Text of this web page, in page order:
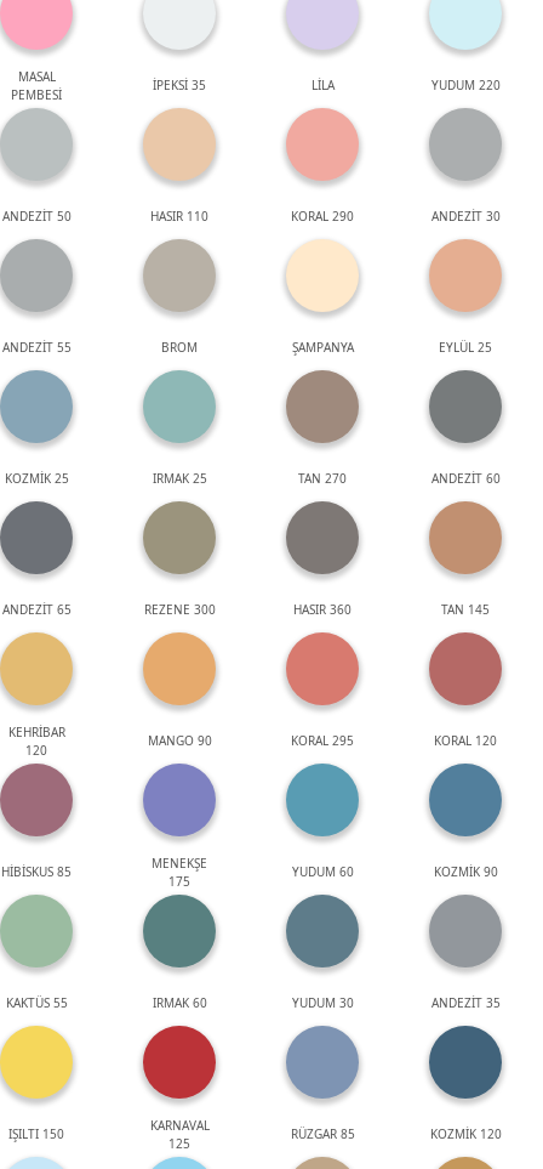
MASAL
PEMBESİ
İPEKSİ 35 LİLA YUDUM 220
ANDEZİT 50 HASIR 110 KORAL 290 ANDEZİT 30
ANDEZİT 55 BROM ŞAMPANYA EYLÜL 25
KOZMİK 25 IRMAK 25 TAN 270 ANDEZİT 60
ANDEZİT 65 REZENE 300 HASIR 360 TAN 145
KEHRİBAR
120
MANGO 90 KORAL 295 KORAL 120
HİBİSKUS 85
MENEKŞE
175
YUDUM 60 KOZMİK 90
KAKTÜS 55 IRMAK 60 YUDUM 30 ANDEZİT 35
IŞILTI 150
KARNAVAL
125
RÜZGAR 85 KOZMİK 120